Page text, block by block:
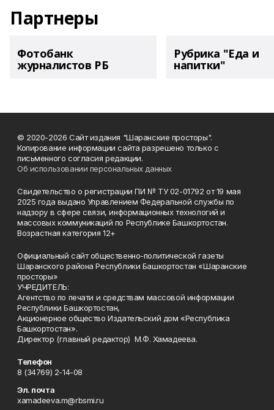
Партнеры
Фотобанк
журналистов РБ
Рубрика "Еда и
напитки"
© 2020-2026 Сайт издания "Шаранские просторы".
Копирование информации сайта разрешено только с
письменного согласия редакции.
Об использовании персональных данных
Свидетельство о регистрации ПИ № ТУ 02-01792 от 19 мая
2025 года выдано Управлением Федеральной службы по
надзору в сфере связи, информационных технологий и
массовых коммуникаций по Республике Башкортостан.
Возрастная категория 12+
Официальный сайт общественно-политической газеты
Шаранского района Республики Башкортостан «Шаранские
просторы»
УЧРЕДИТЕЛЬ:
Агентство по печати и средствам массовой информации
Республики Башкортостан,
Акционерное общество Издательский дом «Республика
Башкортостан».
Директор (главный редактор) М.Ф. Хамадеева.
Телефон
8 (34769) 2-14-08
Эл. почта
xamadeeva.m@rbsmi.ru